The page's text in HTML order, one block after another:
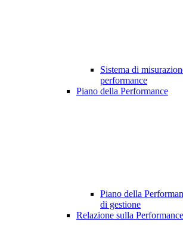
Sistema di
performance
Piano della Performance
Piano della
di gestione
Relazione sulla Performance